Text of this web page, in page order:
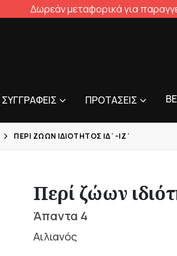
Δωρεάν μεταφορικά για
ΣΥΓΓΡΑΦΕΊΣ ΠΡΟΤΆΣΕΙΣ
ΠΕΡΊ ΖΏΩΝ ΙΔΙΌΤΗΤΟΣ ΙΔ΄-ΙΖ΄
Περί ζώων
Άπαντα 4
Αιλιανός